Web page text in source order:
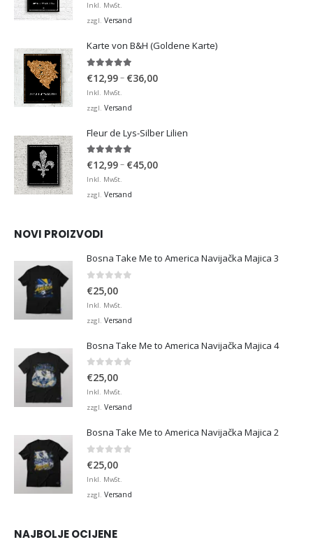
Inkl. MwSt.
zzgl. Versand
Karte von B&H (Goldene Karte)
4.98von 5
€12,99– €36,00Preisspanne:
Inkl. MwSt.
zzgl. Versand
Fleur de Lys-Silber Lilien
4.95von 5
€12,99– €45,00Preisspanne:
Inkl. MwSt.
zzgl. Versand
NOVI PROIZVODI
Bosna Take Me to America Navijačka Majica 3
0 von 5
€25,00
Inkl. MwSt.
zzgl. Versand
Bosna Take Me to America Navijačka Majica 4
0 von 5
€25,00
Inkl. MwSt.
zzgl. Versand
Bosna Take Me to America Navijačka Majica 2
0 von 5
€25,00
Inkl. MwSt.
zzgl. Versand
NAJBOLJE OCIJENE